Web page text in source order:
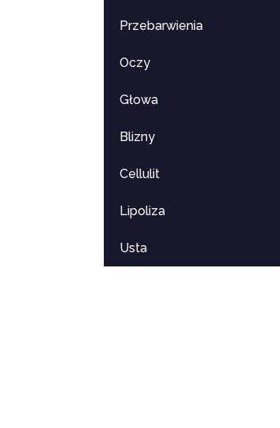
Przebarwienia
Oczy
Głowa
Blizny
Cellulit
Lipoliza
Usta